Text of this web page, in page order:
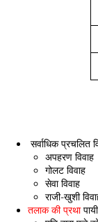
सर्वाधिक प्रचलित
अपहरण विवाह
गोलट विवाह
सेवा विवाह
राजी-खुशी
तलाक की प्रथा